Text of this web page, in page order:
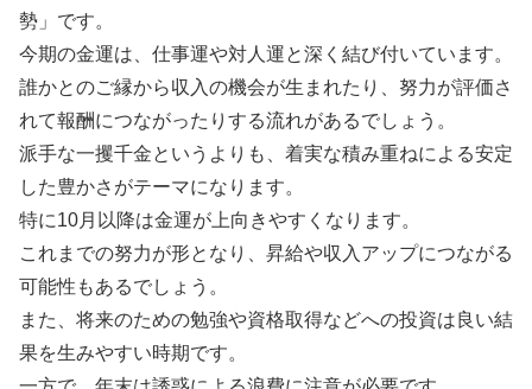
勢」です。
今期の金運は、仕事運や対人運と深く結び付いています。
誰かとのご縁から収入の機会が生まれたり、努力が評価さ
れて報酬につながったりする流れがあるでしょう。
派手な一攫千金というよりも、着実な積み重ねによる安定
した豊かさがテーマになります。
特に10月以降は金運が上向きやすくなります。
これまでの努力が形となり、昇給や収入アップにつながる
可能性もあるでしょう。
また、将来のための勉強や資格取得などへの投資は良い結
果を生みやすい時期です。